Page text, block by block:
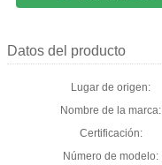
Datos del producto
Lugar de origen:
Nombre de la marca:
Certificación:
Número de modelo: